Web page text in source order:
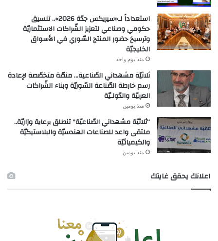
استعداداً لـ«سيريكس جدّة 2026».. تنسيق
حكومي وصناعي لتعزيز الشّراكات الاستثماريّة
وترسيخ حضور المنتج السّوري في الأسواق
الخليجيّة
منذ يوم واحد
ثلاثيّة مشهداني الصّناعية… منصّة متخصّصة لإعادة
رسم خارطة الصّناعة السّوريّة وبناء الشّراكات
العربيّة والدّولـيّة
منذ يومين
“ثلاثيّة مشهداني الصّناعيّة” تنطلق برعاية وزاريّة..
ملتقى واعد للصناعات الهندسيّة والبلاستيكيّة
والكيميائيّة
منذ يومين
اعلانك يحقق غايتك